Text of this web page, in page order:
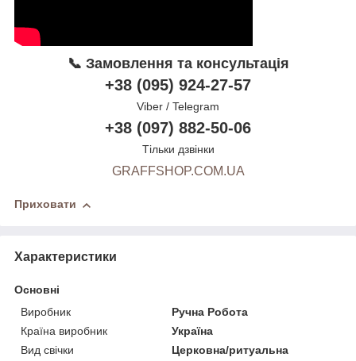
📞 Замовлення та консультація
+38 (095) 924-27-57
Viber / Telegram
+38 (097) 882-50-06
Тільки дзвінки
GRAFFSHOP.COM.UA
Приховати
Характеристики
Основні
Виробник
Ручна Робота
Країна виробник
Україна
Вид свічки
Церковна/ритуальна